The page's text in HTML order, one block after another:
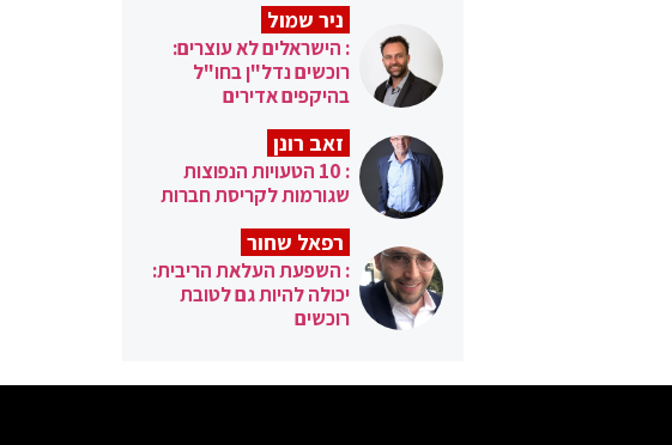
ניר שמול
: הישראלים לא עוצרים:
רוכשים נדל"ן בחו"ל
בהיקפים אדירים
זאב רונן
: 10 הטעויות הנפוצות
שגורמות לקריסת חברות
רפאל שחור
: השפעת העלאת הריבית:
יכולה להיות גם לטובת
רוכשים